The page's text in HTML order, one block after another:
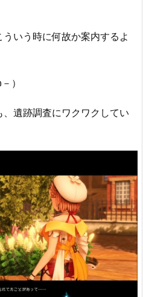
いう時に何故か案内するよ
）
遺跡調査にワクワクしてい